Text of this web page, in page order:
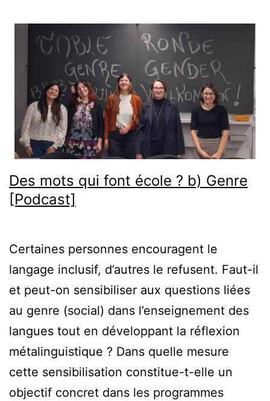
Des mots qui font école ? b) Genre
[Podcast]
Certaines personnes encouragent le
langage inclusif, d’autres le refusent. Faut-il
et peut-on sensibiliser aux questions liées
au genre (social) dans l’enseignement des
langues tout en développant la réflexion
métalinguistique ? Dans quelle mesure
cette sensibilisation constitue-t-elle un
objectif concret dans les programmes